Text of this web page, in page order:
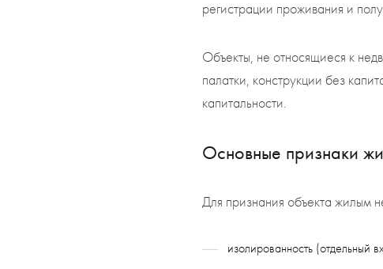
регистрации проживания и
Объекты, не относящиеся к
палатки, конструкции без
капитальности.
Основные признаки
Для признания объекта жилым
изолированность (отдельный